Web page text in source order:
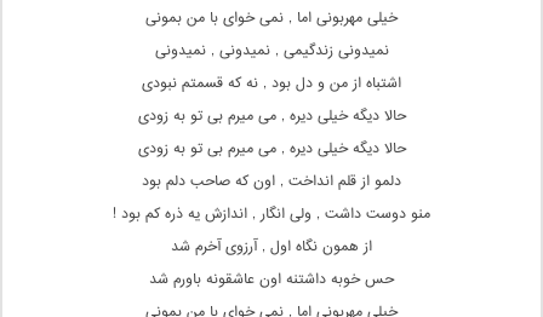
خیلی مهربونی اما , نمی خوای با من بمونی
نمیدونی زندگیمی , نمیدونی , نمیدونی
اشتباه از من و دل بود , نه که قسمتم نبودی
حالا دیگه خیلی دیره , می میرم بی تو به زودی
حالا دیگه خیلی دیره , می میرم بی تو به زودی
دلمو از قلم انداخت , اون که صاحب دلم بود
منو دوست داشت , ولی انگار , اندازش یه ذره کم بود !
از همون نگاه اول , آرزوی آخرم شد
حس خوبه داشتنه اون عاشقونه باورم شد